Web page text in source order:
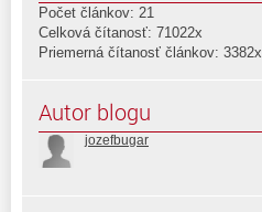
Počet článkov: 21
Celková čítanosť: 71022x
Priemerná čítanosť článkov: 3382x
Autor blogu
jozefbugar